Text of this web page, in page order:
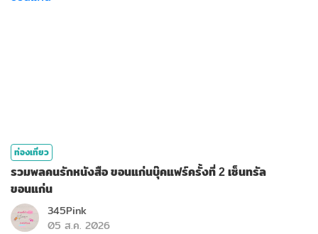
ท่องเที่ยว
รวมพลคนรักหนังสือ ขอนแก่นบุ๊คแฟร์ครั้งที่ 2 เซ็นทรัล
ขอนแก่น
345Pink
05 ส.ค. 2026